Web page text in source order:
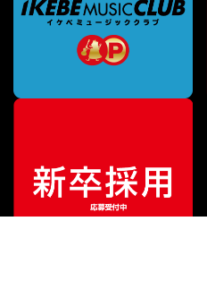
販売価格¥9,900（税込）